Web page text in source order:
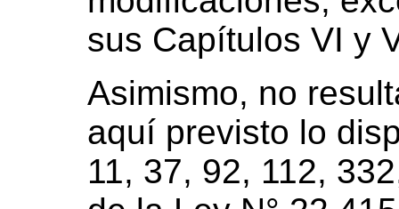
sus Capítulos VI y
Asimismo, no
aquí previsto lo
11, 37, 92, 112,